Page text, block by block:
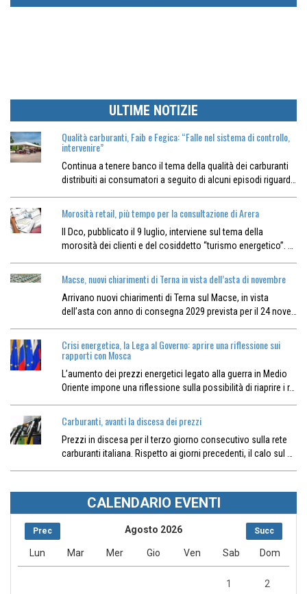
ULTIME NOTIZIE
Qualità carburanti, Faib e Fegica: “Falle nel sistema di controllo,
intervenire”
Continua a tenere banco il tema della qualità dei carburanti
distribuiti ai consumatori a seguito di alcuni episodi riguard…
Morosità retail, più tempo per la consultazione di Arera
Il Dco, pubblicato il 9 luglio, interviene sul tema della
morosità dei clienti e del cosiddetto “turismo energetico”. …
Macse, nuovi chiarimenti di Terna in vista dell’asta di novembre
Arrivano nuovi chiarimenti di Terna sul Macse, in vista
dell’asta con anno di consegna 2029 prevista per il 24 nove…
Crisi energetica, la Lega al Governo: aprire una riflessione sui
rapporti con Mosca
L’aumento dei prezzi energetici legato alla guerra in Medio
Oriente impone una riflessione sulla possibilità di riaprire i r…
Carburanti, avanti la discesa dei prezzi
Prezzi in discesa per il terzo giorno consecutivo sulla rete
carburanti italiana. Rispetto ai giorni precedenti, il calo sul …
CALENDARIO EVENTI
Prec Succ
Agosto 2026
Lun Mar Mer Gio Ven Sab Dom
1 2